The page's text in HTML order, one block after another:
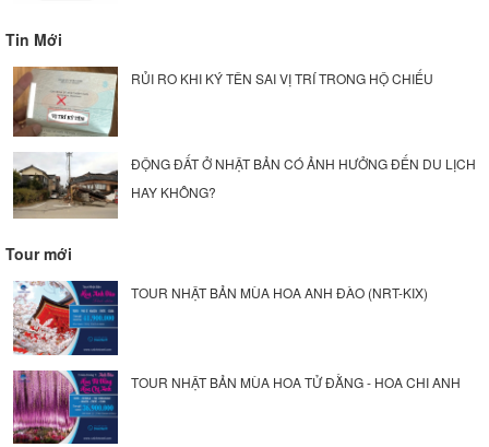
Tin Mới
RỦI RO KHI KÝ TÊN SAI VỊ TRÍ TRONG HỘ CHIẾU
ĐỘNG ĐẤT Ở NHẬT BẢN CÓ ẢNH HƯỞNG ĐẾN DU LỊCH
HAY KHÔNG?
Tour mới
TOUR NHẬT BẢN MÙA HOA ANH ĐÀO (NRT-KIX)
TOUR NHẬT BẢN MÙA HOA TỬ ĐẰNG - HOA CHI ANH